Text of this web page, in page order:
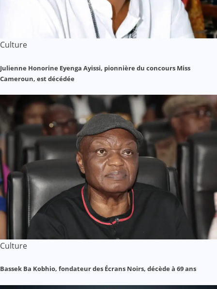
Culture
Julienne Honorine Eyenga Ayissi, pionnière du concours Miss
Cameroun, est décédée
Culture
Bassek Ba Kobhio, fondateur des Écrans Noirs, décède à 69 ans